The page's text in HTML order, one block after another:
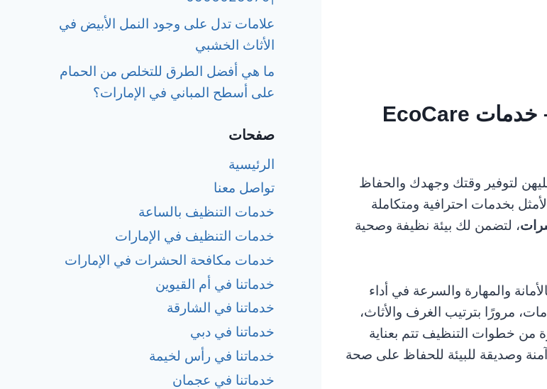
عاملات منزلية بالساعة في عجمان – خدمات EcoCare
لتوفير وقتك وجهدك والحفاظ
بخدمات احترافية ومتكاملة
، لتضمن لك بيئة نظيفة وصحية
والمهارة والسرعة في أداء
مرورًا بترتيب الغرف والأثاث،
من خطوات التنظيف تتم بعناية
آمنة وصديقة للبيئة للحفاظ على صحة
علامات تدل على وجود النمل الأبيض في
الأثاث الخشبي
ما هي أفضل الطرق للتخلص من الحمام
على أسطح المباني في الإمارات؟
صفحات
الرئيسية
تواصل معنا
خدمات التنظيف بالساعة
خدمات التنظيف في الإمارات
خدمات مكافحة الحشرات في الإمارات
خدماتنا في أم القيوين
خدماتنا في الشارقة
خدماتنا في دبي
خدماتنا في رأس لخيمة
خدماتنا في عجمان